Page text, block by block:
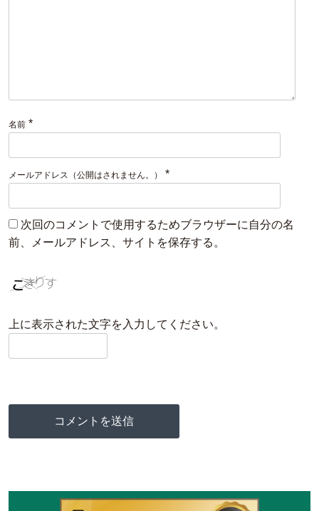
名前 *
メールアドレス（公開はされません。） *
次回のコメントで使用するためブラウザーに自分の名
前、メールアドレス、サイトを保存する。
上に表示された文字を入力してください。